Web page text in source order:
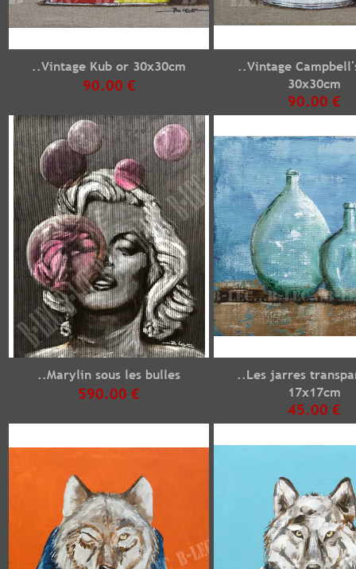
..Vintage Kub or 30x30cm
90.00 €
..Vintage
30x30cm
90.00 €
..Marylin sous les bulles
590.00 €
..Les jarres
17x17cm
45.00 €